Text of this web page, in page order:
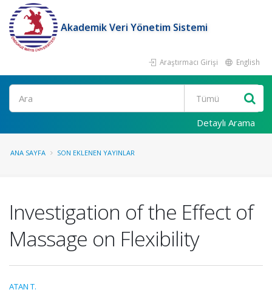
Akademik Veri Yönetim Sistemi
Araştırmacı Girişi English
Ara
Detaylı Arama
ANA SAYFA SON EKLENEN YAYINLAR
Investigation of the Effect of
Massage on Flexibility
ATAN T.